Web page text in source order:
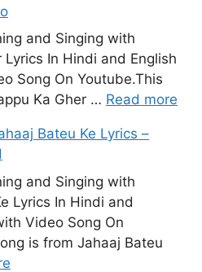
and Singing with
Lyrics In Hindi and English
Song On Youtube.This
Ka Gher … Read more
Bateu Ke Lyrics –
and Singing with
Lyrics In Hindi and
Video Song On
is from Jahaaj Bateu